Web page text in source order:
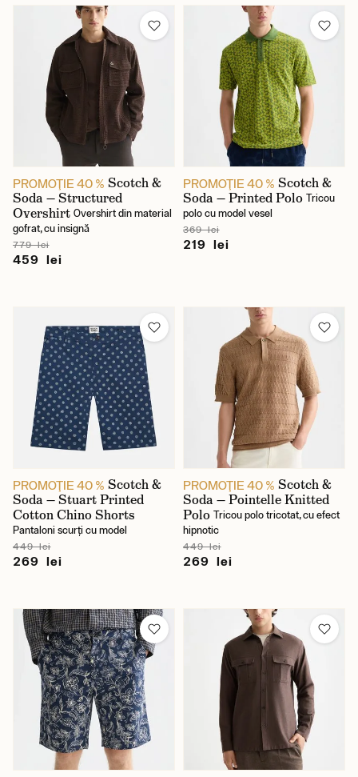
PROMOŢIE 40 % Scotch &
Soda — Structured
Overshirt Overshirt din material
gofrat, cu insignă
779 lei
459 lei
PROMOŢIE 40 % Scotch &
Soda — Printed Polo Tricou
polo cu model vesel
369 lei
219 lei
PROMOŢIE 40 % Scotch &
Soda — Stuart Printed
Cotton Chino Shorts
Pantaloni scurți cu model
449 lei
269 lei
PROMOŢIE 40 % Scotch &
Soda — Pointelle Knitted
Polo Tricou polo tricotat, cu efect
hipnotic
449 lei
269 lei